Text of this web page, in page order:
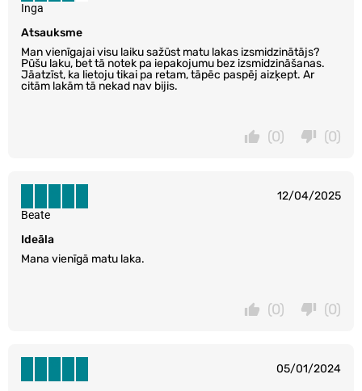
Atsauksme
Man vienīgajai visu laiku sažūst matu lakas izsmidzinātājs?
Pūšu laku, bet tā notek pa iepakojumu bez izsmidzināšanas.
Jāatzīst, ka lietoju tikai pa retam, tāpēc paspēj aizķept. Ar
citām lakām tā nekad nav bijis.
Inga
(0)
(0)
12/04/2025
Ideāla
Mana vienīgā matu laka.
Beate
(0)
(0)
05/01/2024